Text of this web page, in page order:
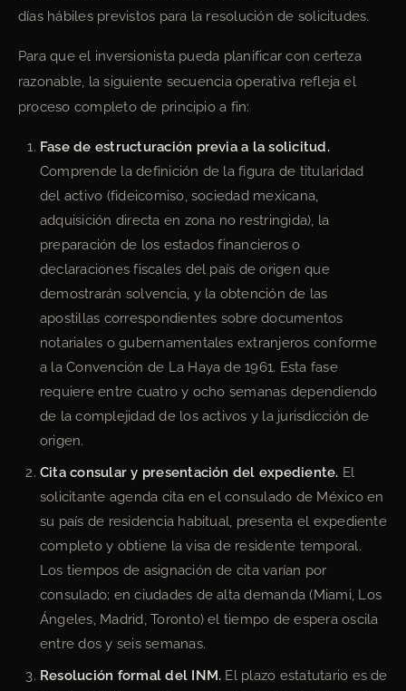
días hábiles previstos para la resolución de solicitudes.
Para que el inversionista pueda planificar con certeza
razonable, la siguiente secuencia operativa refleja el
proceso completo de principio a fin:
Fase de estructuración previa a la solicitud.
Comprende la definición de la figura de titularidad
del activo (fideicomiso, sociedad mexicana,
adquisición directa en zona no restringida), la
preparación de los estados financieros o
declaraciones fiscales del país de origen que
demostrarán solvencia, y la obtención de las
apostillas correspondientes sobre documentos
notariales o gubernamentales extranjeros conforme
a la Convención de La Haya de 1961. Esta fase
requiere entre cuatro y ocho semanas dependiendo
de la complejidad de los activos y la jurisdicción de
origen.
Cita consular y presentación del expediente. El
solicitante agenda cita en el consulado de México en
su país de residencia habitual, presenta el expediente
completo y obtiene la visa de residente temporal.
Los tiempos de asignación de cita varían por
consulado; en ciudades de alta demanda (Miami, Los
Ángeles, Madrid, Toronto) el tiempo de espera oscila
entre dos y seis semanas.
Resolución formal del INM. El plazo estatutario es de